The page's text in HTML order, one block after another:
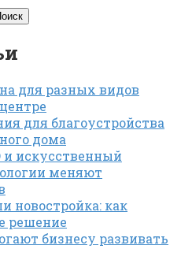
для разных видов
для благоустройства
дома
и искусственный
меняют
новостройка: как
решение
бизнесу развивать